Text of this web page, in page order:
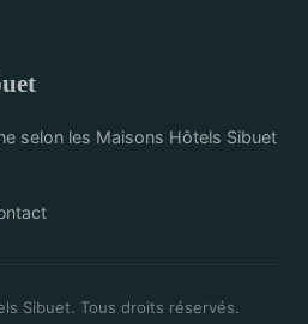
selon les Maisons Hôtels Sibuet
Sibuet. Tous droits réservés.